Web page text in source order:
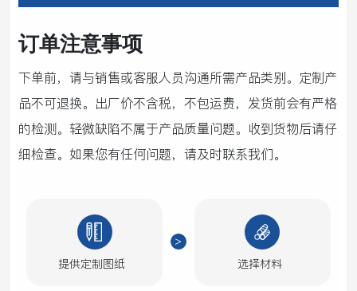
订单注意事项
下单前，请与销售或客服人员沟通所需产品类别。定制产
品不可退换。出厂价不含税，不包运费，发货前会有严格
的检测。轻微缺陷不属于产品质量问题。收到货物后请仔
细检查。如果您有任何问题，请及时联系我们。
提供定制图纸 选择材料